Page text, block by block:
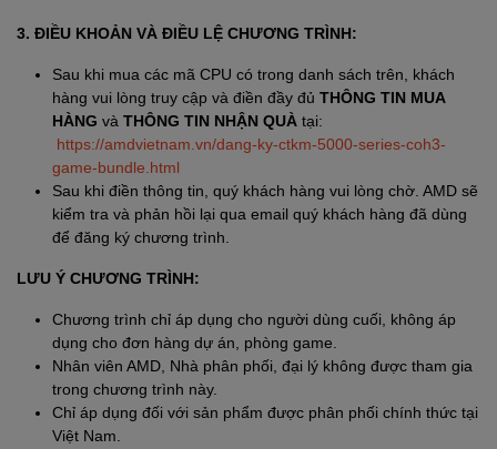
3. ĐIỀU KHOẢN VÀ ĐIỀU LỆ CHƯƠNG TRÌNH:
Sau khi mua các mã CPU có trong danh sách trên, khách
hàng vui lòng truy cập và điền đầy đủ THÔNG TIN MUA
HÀNG và THÔNG TIN NHẬN QUÀ tại:
https://amdvietnam.vn/dang-ky-ctkm-5000-series-coh3-
game-bundle.html
Sau khi điền thông tin, quý khách hàng vui lòng chờ. AMD sẽ
kiểm tra và phản hồi lại qua email quý khách hàng đã dùng
để đăng ký chương trình.
LƯU Ý CHƯƠNG TRÌNH:
Chương trình chỉ áp dụng cho người dùng cuối, không áp
dụng cho đơn hàng dự án, phòng game.
Nhân viên AMD, Nhà phân phối, đại lý không được tham gia
trong chương trình này.
Chỉ áp dụng đối với sản phẩm được phân phối chính thức tại
Việt Nam.